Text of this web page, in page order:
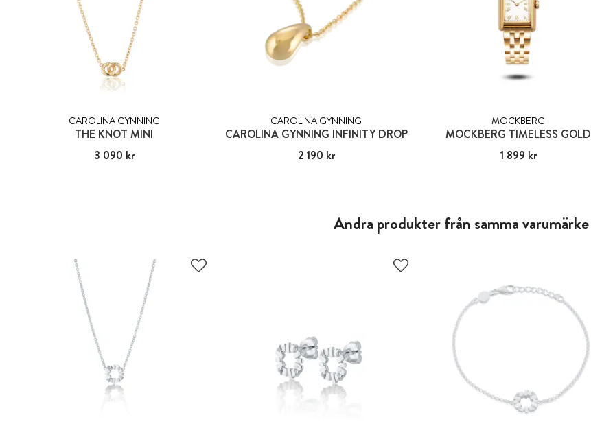
CAROLINA GYNNING
THE KNOT MINI
Pris :3 090 kr
3 090 kr
CAROLINA GYNNING
CAROLINA GYNNING INFINITY DROP
Pris :2 190 kr
2 190 kr
MOCKBERG
MOCKBERG TIMELESS GOLD
Pris :1 899 kr
1 899 kr
Andra produkter från samma varumärke